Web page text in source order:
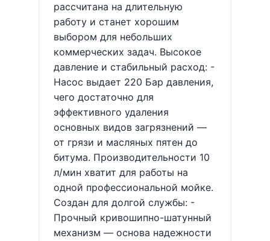
рассчитана на длительную
работу и станет хорошим
выбором для небольших
коммерческих задач. Высокое
давление и стабильный расход: -
Насос выдает 220 Бар давления,
чего достаточно для
эффективного удаления
основных видов загрязнений —
от грязи и масляных пятен до
битума. Производительности 10
л/мин хватит для работы на
одной профессиональной мойке.
Создан для долгой службы: -
Прочный кривошипно-шатунный
механизм — основа надежности